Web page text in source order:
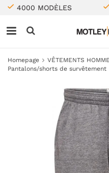
4000 MODÈLES
Homepage
VÊTEMENTS
Pantalons/shorts de survêtement